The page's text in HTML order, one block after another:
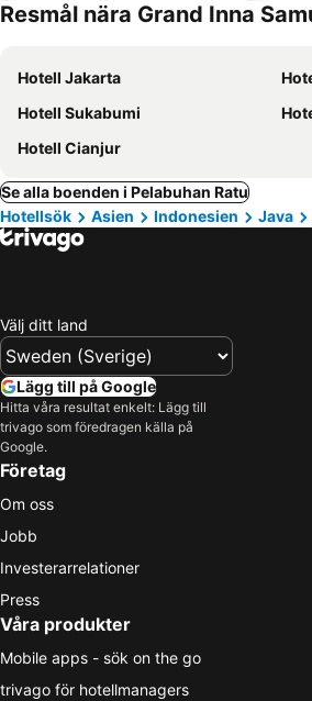
Resmål nära Grand Inna
Hotell Jakarta
Hotell Sukabumi
Hotell Cianjur
Se alla boenden i Pelabuhan Ratu
Hotellsök
Asien Indonesien Java
Välj ditt land
Lägg till på Google
Hitta våra resultat enkelt: Lägg till
trivago som föredragen källa på
Google.
Företag
Om oss
Jobb
Investerarrelationer
Press
Våra produkter
Mobile apps - sök on the go
trivago för hotellmanagers